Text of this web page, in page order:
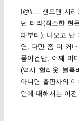
!@#… 샌드맨 시리
던 터라(최소한 현
때부터), 나오고 난
연. 다만 좀 더 커
품이건만, 어째 미
(역시 헐리웃 블록
아니면 출판사의
먼에 대해서는 이전